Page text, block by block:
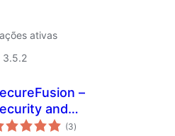
ativas
3.5.2
–
and
by
(3total
de
)